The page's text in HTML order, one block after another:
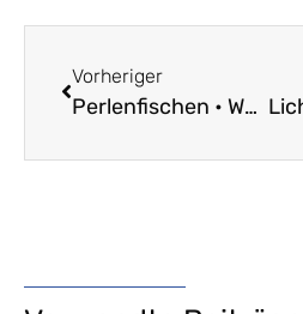
Vorheriger
Perlenfischen • Wer hat die Definitionsmacht über die Schulen übernommen?